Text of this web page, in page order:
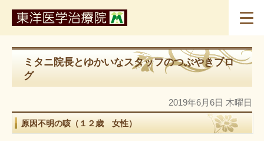
ミタニ院長とゆかいなスタッフのつぶやきブロ
グ
2019年6月6日 木曜日
原因不明の咳（１２歳 女性）